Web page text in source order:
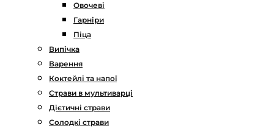
Овочеві
Гарніри
Піца
Випічка
Варення
Коктейлі та напої
Страви в мультиварці
Дієтичні страви
Солодкі страви